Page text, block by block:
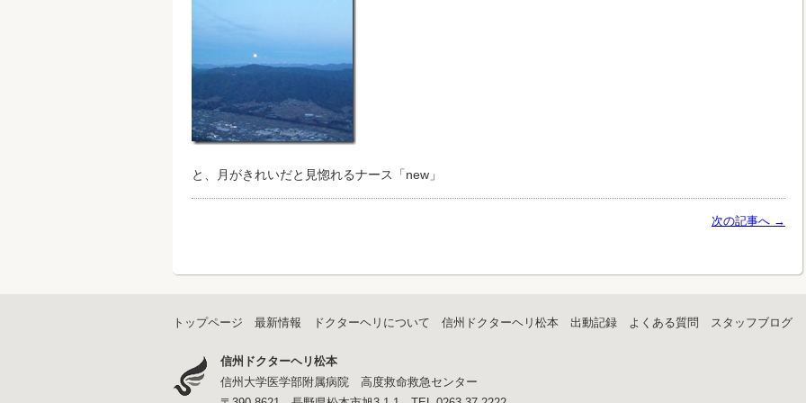
と、月がきれいだと見惚れるナース「new」
次の記事へ →
トップページ 最新情報 ドクターヘリについて 信州ドクターヘリ松本 出動記録 よくある質問 スタッフブログ
信州ドクターヘリ松本
信州大学医学部附属病院 高度救命救急センター